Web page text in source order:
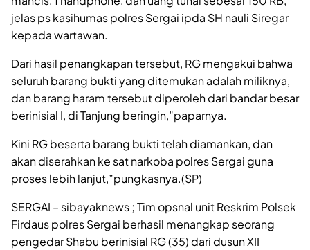
jelas ps kasihumas polres Sergai ipda SH nauli Siregar
kepada wartawan.
Dari hasil penangkapan tersebut, RG mengakui bahwa
seluruh barang bukti yang ditemukan adalah miliknya,
dan barang haram tersebut diperoleh dari bandar besar
berinisial I, di Tanjung beringin,”paparnya.
Kini RG beserta barang bukti telah diamankan, dan
akan diserahkan ke sat narkoba polres Sergai guna
proses lebih lanjut,”pungkasnya.(SP)
SERGAI – sibayaknews ; Tim opsnal unit Reskrim Polsek
Firdaus polres Sergai berhasil menangkap seorang
pengedar Shabu berinisial RG (35) dari dusun XII